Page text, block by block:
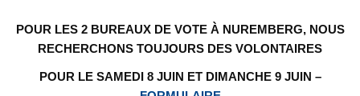
POUR LES 2 BUREAUX DE VOTE À NUREMBERG, NOUS
RECHERCHONS TOUJOURS DES VOLONTAIRES
POUR LE SAMEDI 8 JUIN ET DIMANCHE 9 JUIN –